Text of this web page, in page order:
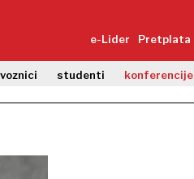
e-Lider Pretplata
studenti konferencije